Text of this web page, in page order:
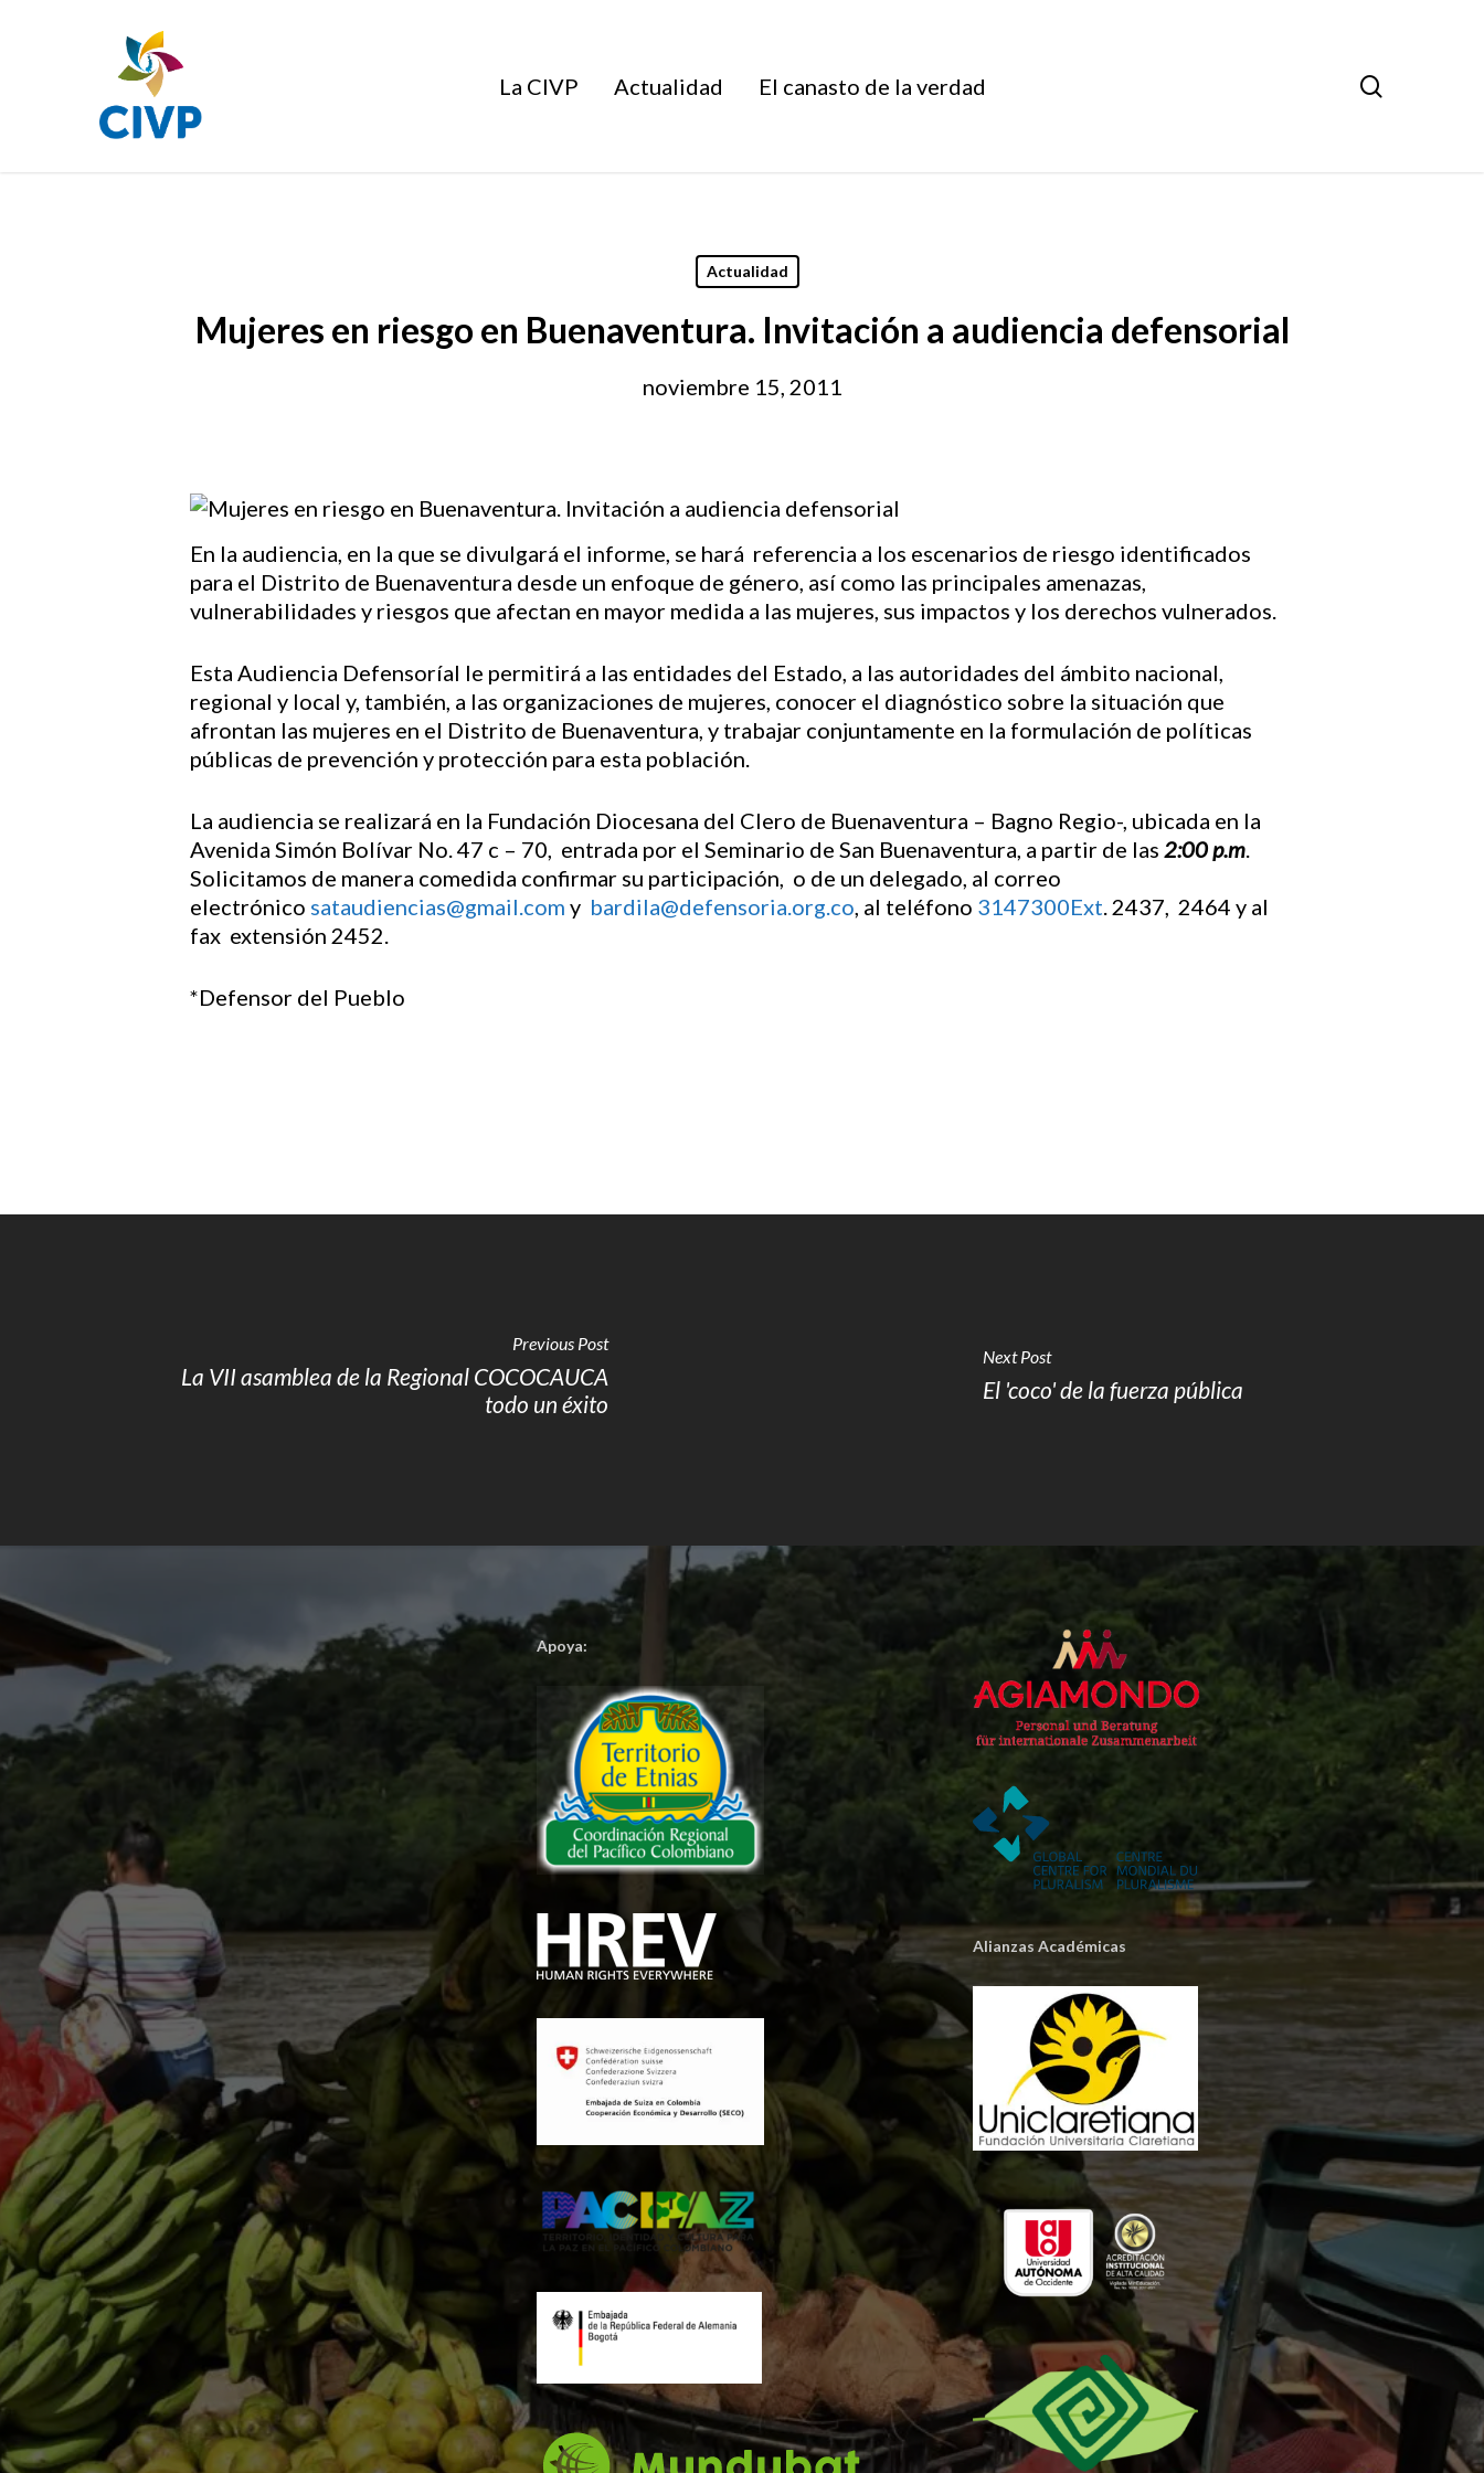
Hit enter to search or ESC to close
La CIVP Actualidad El canasto de la verdad
Actualidad
Mujeres en riesgo en Buenaventura. Invitación a audiencia defensorial
noviembre 15, 2011
En la audiencia, en la que se divulgará el informe, se hará referencia a los escenarios de riesgo identificados
para el Distrito de Buenaventura desde un enfoque de género, así como las principales amenazas,
vulnerabilidades y riesgos que afectan en mayor medida a las mujeres, sus impactos y los derechos vulnerados.
Esta Audiencia Defensoríal le permitirá a las entidades del Estado, a las autoridades del ámbito nacional,
regional y local y, también, a las organizaciones de mujeres, conocer el diagnóstico sobre la situación que
afrontan las mujeres en el Distrito de Buenaventura, y trabajar conjuntamente en la formulación de políticas
públicas de prevención y protección para esta población.
La audiencia se realizará en la Fundación Diocesana del Clero de Buenaventura – Bagno Regio-, ubicada en la
Avenida Simón Bolívar No. 47 c – 70, entrada por el Seminario de San Buenaventura, a partir de las 2:00 p.m.
Solicitamos de manera comedida confirmar su participación, o de un delegado, al correo
electrónico sataudiencias@gmail.com y bardila@defensoria.org.co, al teléfono 3147300Ext. 2437, 2464 y al
fax extensión 2452.
*Defensor del Pueblo
Previous Post
La VII asamblea de la Regional COCOCAUCA
todo un éxito
Next Post
El 'coco' de la fuerza pública
Apoya:
Alianzas Académicas